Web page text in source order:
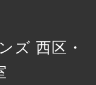
ズ 西区・